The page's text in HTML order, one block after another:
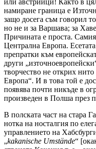
или австрийци! Както в
намиране граница е
защо досега съм говорил
но не и за Варшава; за
Причината е проста.
Централна Европа.
препратки към
други
творчество не открих
Европа“. И в това той е
появява почти никъде в
произведен в Полша през
В полската част на стара
нотка на носталгия по
управлението на
„kakanische Umstände“